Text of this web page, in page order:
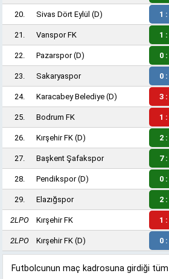
20. Sivas Dört Eylül (D) 1 :
21. Vanspor FK 1
22. Pazarspor(D) 0
23. Sakaryaspor 0
24. Karacabey Belediye (D) 3 :
25. Bodrum FK 1
26. Kırşehir FK (D) 2
27. Başkent Şafakspor 7
28. Pendikspor(D) 0 :
29. Elazığspor 2 :
2LPO Kırşehir FK 1
2LPO Kırşehir FK (D) 0
Futbolcunun maç kadrosuna girdiği